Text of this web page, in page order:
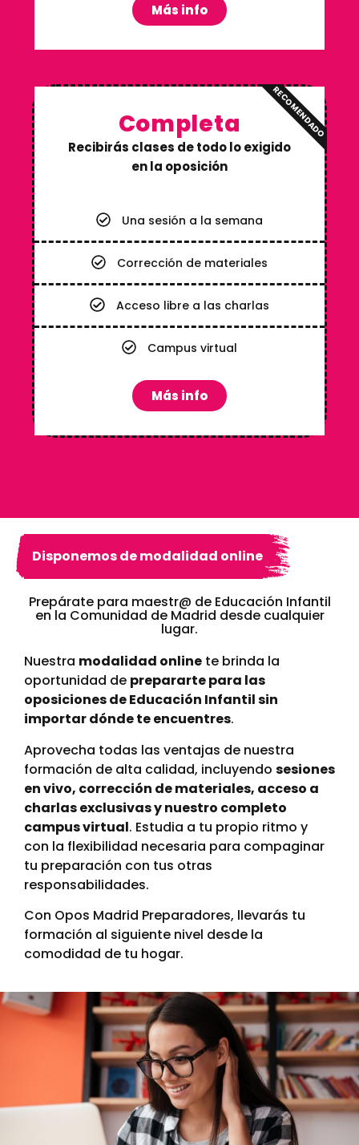
Más info
Completa
Recibirás clases de todo lo exigido
en la oposición
Una sesión a la semana
Corrección de materiales
Acceso libre a las charlas
Campus virtual
Más info
RECOMENDADO
Disponemos de modalidad online
Prepárate para maestr@ de Educación Infantil
en la Comunidad de Madrid desde cualquier
lugar.
Nuestra modalidad online te brinda la
oportunidad de prepararte para las
oposiciones de Educación Infantil sin
importar dónde te encuentres.
Aprovecha todas las ventajas de nuestra
formación de alta calidad, incluyendo sesiones
en vivo, corrección de materiales, acceso a
charlas exclusivas y nuestro completo
campus virtual. Estudia a tu propio ritmo y
con la flexibilidad necesaria para compaginar
tu preparación con tus otras
responsabilidades.
Con Opos Madrid Preparadores, llevarás tu
formación al siguiente nivel desde la
comodidad de tu hogar.